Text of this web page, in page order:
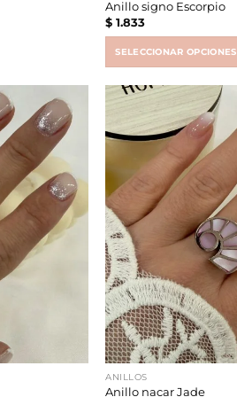
Anillo signo Escorpio
$ 1.833
SELECCIONAR OPCIONES
product
multiple
variants.
options
may
be
chosen
on
the
product
page
ANILLOS
Anillo nacar Jade